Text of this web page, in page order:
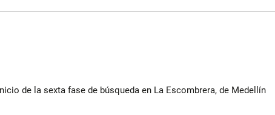
de la sexta fase de búsqueda en La Escombrera, de Medellín